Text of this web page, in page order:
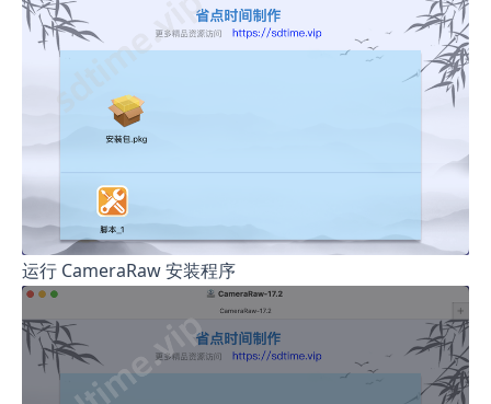
运行 CameraRaw 安装程序